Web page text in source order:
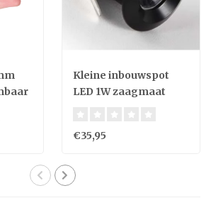
Kleine inbouwspot
LED 1W zaagmaat
€35,95